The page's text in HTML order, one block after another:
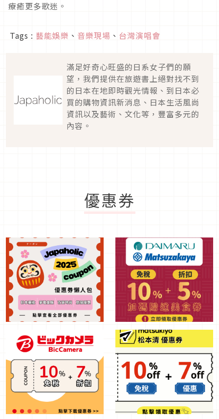
療癒更多歌迷。
Tags : 藝能娛樂 、 音樂現場 、 台灣演唱會
滿足好奇心旺盛的日系女子們的願
望，我們提供在旅遊書上絕對找不到
的日本在地即時觀光情報、到日本必
買的購物資訊新消息、日本生活風尚
資訊以及藝術、文化等，豐富多元的
內容。
優惠券